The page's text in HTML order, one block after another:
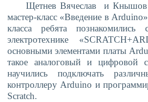
Щетнев Вячеслав и
мастер-класс «Введение в Arduino
класса ребята
электротехнике
основными элементами платы
такое аналоговый и цифровой
научились подключать
контроллеру Arduino и
Scratch.